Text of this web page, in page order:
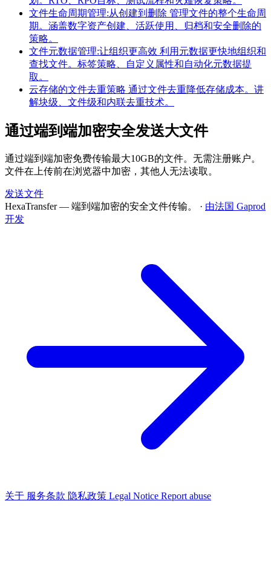
文件生命周期管理:从创建到删除 管理文件的整个生命周
期。涵盖数字资产创建、活跃使用、归档和安全删除的
策略。
文件元数据管理:让组织更高效 利用元数据更快地组织和
查找文件。标签策略、自定义属性和自动化元数据提
取。
云存储的文件去重策略 通过文件去重降低存储成本。讲
解块级、文件级和内联去重技术。
通过端到端加密安全发送大文件
通过端到端加密免费传输最大10GB的文件。无需注册账户。
文件在上传前在浏览器中加密，其他人无法读取。
发送文件
HexaTransfer — 端到端加密的安全文件传输。
· 由法国 Gaprod
开发
关于 服务条款 隐私政策 Legal Notice Report abuse